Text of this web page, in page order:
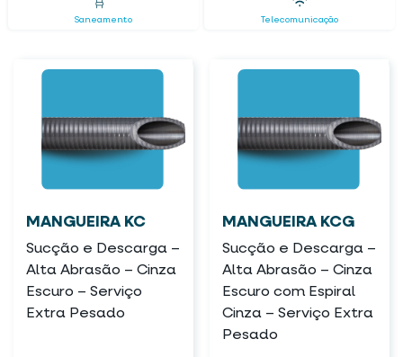
Saneamento Telecomunicação
MANGUEIRA KC
Sucção e Descarga –
Alta Abrasão – Cinza
Escuro – Serviço
Extra Pesado
MANGUEIRA KCG
Sucção e Descarga –
Alta Abrasão – Cinza
Escuro com Espiral
Cinza – Serviço Extra
Pesado